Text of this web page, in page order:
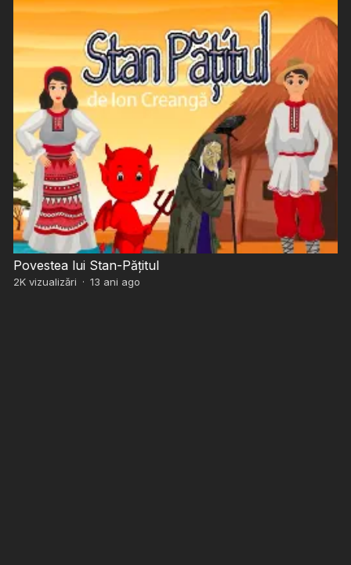
Povestea lui Stan-Păţitul
2Kvizualizări · 13 ani ago